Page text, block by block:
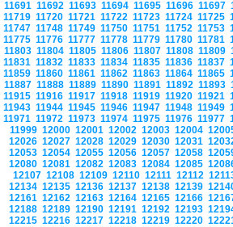
11691 11692 11693 11694 11695 11696 11697
11719 11720 11721 11722 11723 11724 11725
11747 11748 11749 11750 11751 11752 11753
11775 11776 11777 11778 11779 11780 11781
11803 11804 11805 11806 11807 11808 11809
11831 11832 11833 11834 11835 11836 11837
11859 11860 11861 11862 11863 11864 11865
11887 11888 11889 11890 11891 11892 11893
11915 11916 11917 11918 11919 11920 11921
11943 11944 11945 11946 11947 11948 11949
11971 11972 11973 11974 11975 11976 11977
11999 12000 12001 12002 12003 12004
12026 12027 12028 12029 12030 12031
12053 12054 12055 12056 12057 12058
12080 12081 12082 12083 12084 12085
12107 12108 12109 12110 12111 12112
12134 12135 12136 12137 12138 12139
12161 12162 12163 12164 12165 12166
12188 12189 12190 12191 12192 12193
12215 12216 12217 12218 12219 12220